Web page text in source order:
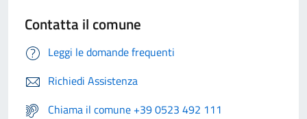
Contatta il comune
Leggi le domande frequenti
Richiedi Assistenza
Chiama il comune +39 0523 492 111